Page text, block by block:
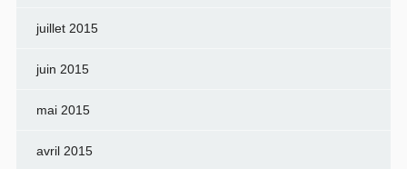
juillet 2015
juin 2015
mai 2015
avril 2015